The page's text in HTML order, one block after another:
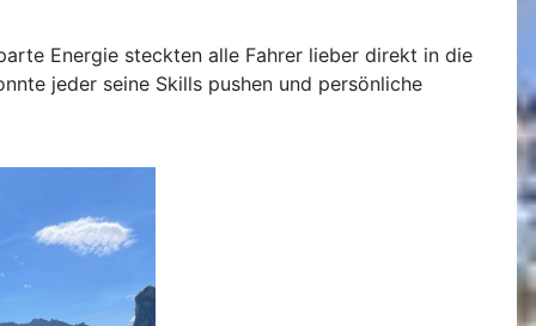
Energie steckten alle Fahrer lieber direkt in die
jeder seine Skills pushen und persönliche